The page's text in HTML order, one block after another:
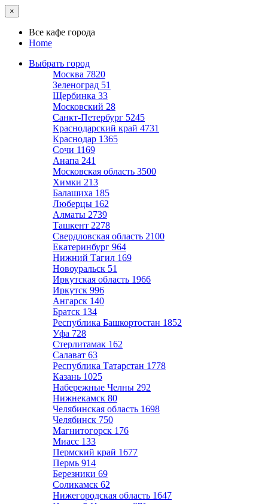
×
Все кафе города
Home
Выбрать город
Москва 7820
Зеленоград 51
Щербинка 33
Московский 28
Санкт-Петербург 5245
Краснодарский край 4731
Краснодар 1365
Сочи 1169
Анапа 241
Московская область 3500
Химки 213
Балашиха 185
Люберцы 162
Алматы 2739
Ташкент 2278
Свердловская область 2100
Екатеринбург 964
Нижний Тагил 169
Новоуральск 51
Иркутская область 1966
Иркутск 996
Ангарск 140
Братск 134
Республика Башкортостан 1852
Уфа 728
Стерлитамак 162
Салават 63
Республика Татарстан 1778
Казань 1025
Набережные Челны 292
Нижнекамск 80
Челябинская область 1698
Челябинск 750
Магнитогорск 176
Миасс 133
Пермский край 1677
Пермь 914
Березники 69
Соликамск 62
Нижегородская область 1647